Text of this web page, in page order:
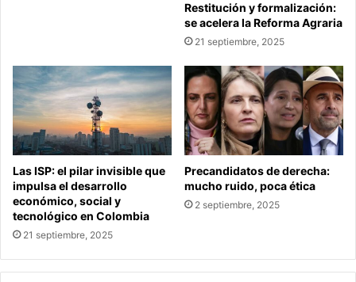
Restitución y formalización:
se acelera la Reforma Agraria
21 septiembre, 2025
Las ISP: el pilar invisible que
impulsa el desarrollo
económico, social y
tecnológico en Colombia
21 septiembre, 2025
Precandidatos de derecha:
mucho ruido, poca ética
2 septiembre, 2025